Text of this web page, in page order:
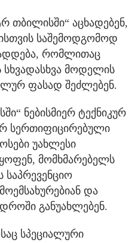
თბილისში“ აცხადებენ,
საშემოდგომოდ
რომლითაც
მოდელის
ფასად შეძლებენ.
ნებისმიერ ტექნიკურ
სერთიფიცირებული
უახლესი
მომხმარებელს
საპრევენციო
და
განუახლებენ.
სპეციალური